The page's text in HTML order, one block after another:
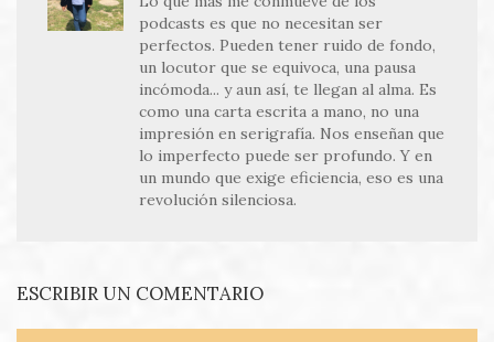
podcasts es que no necesitan ser
perfectos. Pueden tener ruido de fondo,
un locutor que se equivoca, una pausa
incómoda... y aun así, te llegan al alma. Es
como una carta escrita a mano, no una
impresión en serigrafía. Nos enseñan que
lo imperfecto puede ser profundo. Y en
un mundo que exige eficiencia, eso es una
revolución silenciosa.
ESCRIBIR UN COMENTARIO